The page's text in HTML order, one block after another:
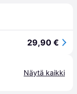
29,90 €
Näytä kaikki